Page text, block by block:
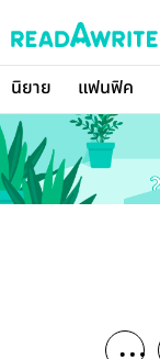
นิยาย แฟนฟิค